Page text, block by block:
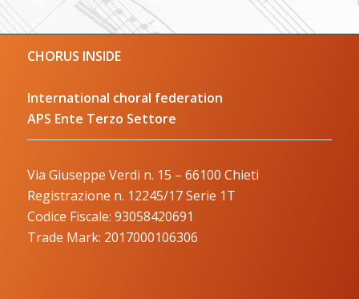
CHORUS INSIDE
International choral federation
APS Ente Terzo Settore
Via Giuseppe Verdi n. 15 – 66100 Chieti
Registrazione n. 12245/17 Serie 1T
Codice Fiscale: 93058420691
Trade Mark: 2017000106306